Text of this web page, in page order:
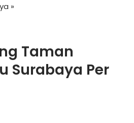
»
Taman
Surabaya Per